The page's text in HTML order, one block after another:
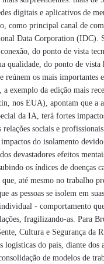
digitais e aplicativos de
como principal canal de
Data Corporation (IDC).
do ponto de vista
qualidade, do ponto de vista
reúnem os mais importantes
exemplo da edição mais
nos EUA), apontam que a
da IA, terá fortes
relações sociais e
do isolamento
devastadores efeitos
os índices de doenças
até mesmo no trabalho
as pessoas se isolem em
- comportamento
fragilizando-as. Para
Cultura e Segurança da
logísticas do país, diante dos
de modelos de